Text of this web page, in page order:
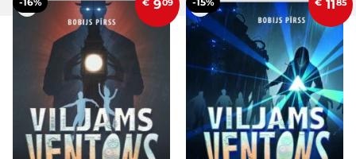
€ 909 € 1185